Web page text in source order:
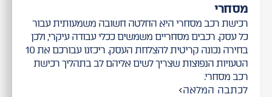
מסחרי
רכישת רכב מסחרי היא החלטה חשובה משמעותית עבור
כל עסק. רכבים מסחריים משמשים ככלי עבודה עיקרי, ולכן
בחירה נכונה קריטית להצלחת העסק. ריכזנו עבורכם את 10
הטעויות הנפוצות שצריך לשים אליהם לב בתהליך רכישת
רכב מסחרי.
לכתבה המלאה